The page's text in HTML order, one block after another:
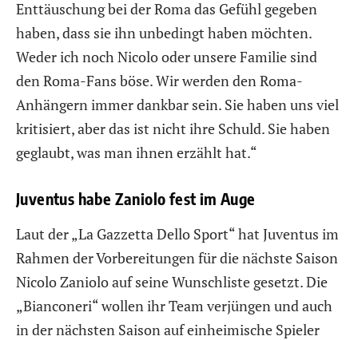
Enttäuschung bei der Roma das Gefühl gegeben
haben, dass sie ihn unbedingt haben möchten.
Weder ich noch Nicolo oder unsere Familie sind
den Roma-Fans böse. Wir werden den Roma-
Anhängern immer dankbar sein. Sie haben uns viel
kritisiert, aber das ist nicht ihre Schuld. Sie haben
geglaubt, was man ihnen erzählt hat.“
Juventus habe Zaniolo fest im Auge
Laut der „La Gazzetta Dello Sport“ hat Juventus im
Rahmen der Vorbereitungen für die nächste Saison
Nicolo Zaniolo auf seine Wunschliste gesetzt. Die
„Bianconeri“ wollen ihr Team verjüngen und auch
in der nächsten Saison auf einheimische Spieler